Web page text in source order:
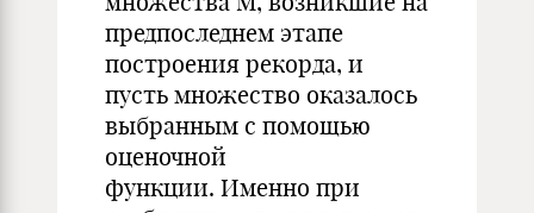
предпоследнем этапе
построения рекорда, и
пусть множество оказалось
выбранным с помощью
оценочной
функции. Именно при